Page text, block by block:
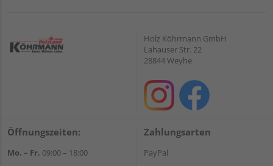
Holz Köhrmann GmbH
Lahauser Str. 22
28844 Weyhe
Öffnungszeiten:
Mo. – Fr. 09:00 – 18:00
Zahlungsarten
PayPal